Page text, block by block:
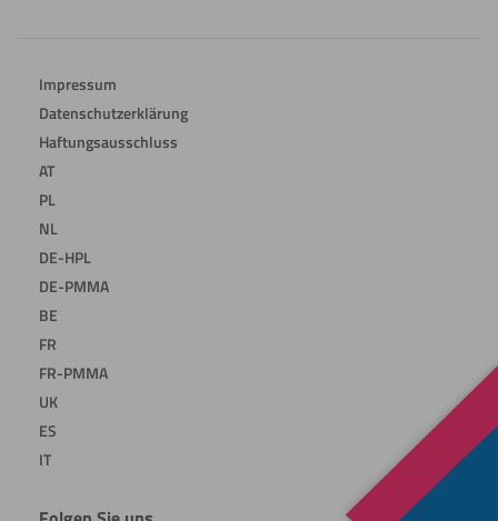
Impressum
Datenschutzerklärung
Haftungsausschluss
AT
PL
NL
DE-HPL
DE-PMMA
BE
FR
FR-PMMA
UK
ES
IT